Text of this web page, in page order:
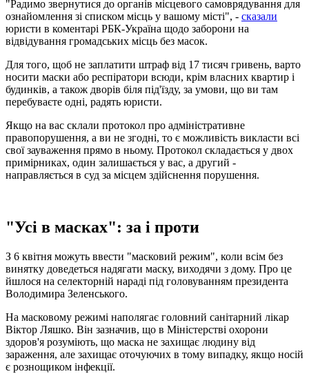
"Радимо звернутися до органів місцевого самоврядування для
ознайомлення зі списком місць у вашому місті", - сказали
юристи в коментарі РБК-Україна щодо заборони на
відвідування громадських місць без масок.
Для того, щоб не заплатити штраф від 17 тисяч гривень, варто
носити маски або респіратори всюди, крім власних квартир і
будинків, а також дворів біля під'їзду, за умови, що ви там
перебуваєте одні, радять юристи.
Якщо на вас склали протокол про адміністративне
правопорушення, а ви не згодні, то є можливість викласти всі
свої зауваження прямо в ньому. Протокол складається у двох
примірниках, один залишається у вас, а другий -
направляється в суд за місцем здійснення порушення.
"Усі в масках": за і проти
З 6 квітня можуть ввести "масковий режим", коли всім без
винятку доведеться надягати маску, виходячи з дому. Про це
йшлося на селекторній нараді під головуванням президента
Володимира Зеленського.
На масковому режимі наполягає головний санітарний лікар
Віктор Ляшко. Він зазначив, що в Міністерстві охорони
здоров'я розуміють, що маска не захищає людину від
зараження, але захищає оточуючих в тому випадку, якщо носій
є рознощиком інфекції.